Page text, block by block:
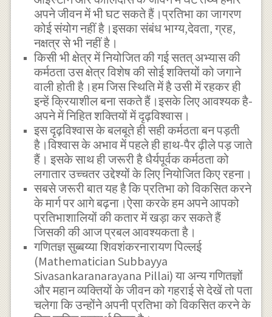
अपने जीवन में भी घट सकते हैं।प्रतिभा का जागरण
कोई संयोग नहीं है।इसका संबंध भाग्य,देवता, ग्रह,
नक्षत्र से भी नहीं है।
किसी भी क्षेत्र में नियोजित की गई सतत् अभ्यास की
कर्मठता उस क्षेत्र विशेष की सोई शक्तियों को जगाने
वाली होती है।हम जिस स्थिति में है उसी में रहकर ही
इन्हें क्रियाशील बना सकते हैं।इसके लिए आवश्यक है-
अपने में निहित शक्तियों में दृढ़विश्वास।
इस दृढ़विश्वास के बलबूते ही सही कर्मठता बन पड़ती
है।विश्वास के अभाव में पहले ही हाथ-पैर ढ़ीले पड़ जाते
हैं। इसके साथ ही जरूरी है धैर्यपूर्वक कर्मठता को
लगातार उच्चतर उद्देश्यों के लिए नियोजित किए रहना।
सबसे जरूरी बात यह है कि प्रतिभा को विकसित करने
के मार्ग पर आगे बढ़ना।ऐसा करके हम अपने आपको
प्रतिभाशालियों की कतार में खड़ा कर सकते हैं
जिसकी की आज प्रबल आवश्यकता है।
गणितज्ञ सुब्बय्या शिवशंकरनारायण पिल्लई
(Mathematician Subbayya
Sivasankaranarayana Pillai) या अन्य गणितज्ञों
और महान व्यक्तियों के जीवन को गहराई से देखें तो पता
चलेगा कि उन्होंने अपनी प्रतिभा को विकसित करने के